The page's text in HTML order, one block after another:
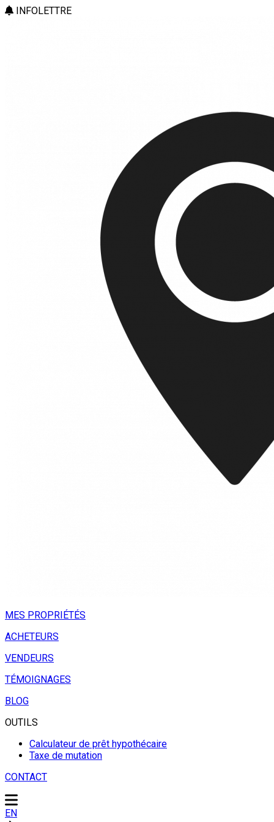
INFOLETTRE
MES PROPRIÉTÉS
ACHETEURS
VENDEURS
TÉMOIGNAGES
BLOG
OUTILS
Calculateur de prêt hypothécaire
Taxe de mutation
CONTACT
EN